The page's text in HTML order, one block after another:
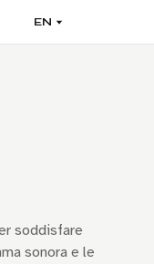
EN
soddisfare
sonora e le